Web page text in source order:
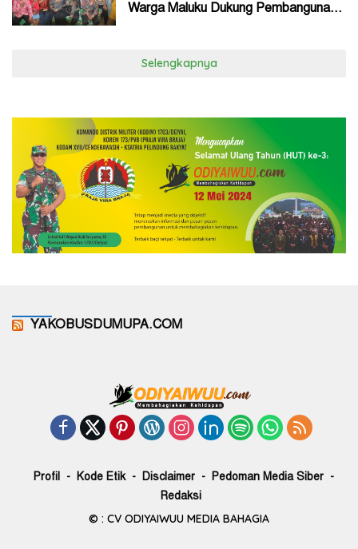
Warga Maluku Dukung Pembangunan
Selengkapnya
YAKOBUSDUMUPA.COM
Profil Kode Etik Disclaimer
Pedoman Media Siber
Redaksi
© : CV ODIYAIWUU MEDIA BAHAGIA